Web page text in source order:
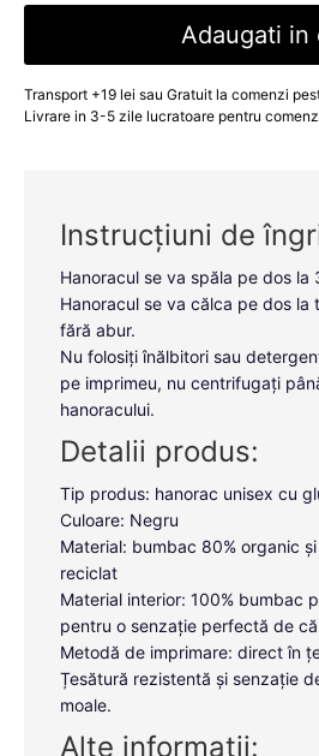
Adaugati in
Transport +19 lei sau Gratuit la comenzi
Livrare in 3-5 zile lucratoare pentru
Instrucțiuni de
Hanoracul se va spăla pe dos la
Hanoracul se va călca pe dos la
fără abur.
Nu folosiți înălbitori sau
pe imprimeu, nu centrifugați
hanoracului.
Detalii produs:
Tip produs: hanorac unisex cu
Culoare: Negru
Material: bumbac 80% organic
reciclat
Material interior: 100% bumbac
pentru o senzație perfectă de
Metodă de imprimare: direct în
Țesătură rezistentă și senzație
moale.
Alte informații: